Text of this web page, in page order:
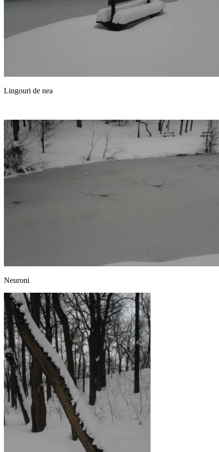
Lingouri de nea
Neuroni